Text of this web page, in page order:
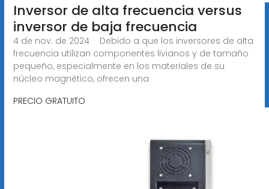
Inversor de alta frecuencia versus
inversor de baja frecuencia
4 de nov. de 2024 · Debido a que los inversores de alta
frecuencia utilizan componentes livianos y de tamaño
pequeño, especialmente en los materiales de su
núcleo magnético, ofrecen una
PRECIO GRATUITO